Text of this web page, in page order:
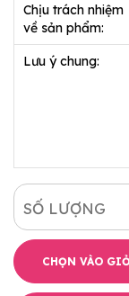
Chịu trách nhiệm
về sản phẩm:
Lưu ý chung:
SỐ LƯỢNG
CHỌN VÀO